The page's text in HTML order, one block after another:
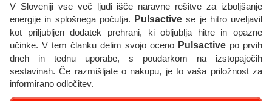
n
V Sloveniji vse več ljudi išče naravne rešitve za izboljšanje
energije in splošnega počutja. Pulsactive se je hitro uveljavil
kot priljubljen dodatek prehrani, ki obljublja hitre in opazne
učinke. V tem članku delim svojo oceno Pulsactive po prvih
dneh in tednu uporabe, s poudarkom na izstopajočih
sestavinah. Če razmišljate o nakupu, je to vaša priložnost za
informirano odločitev.